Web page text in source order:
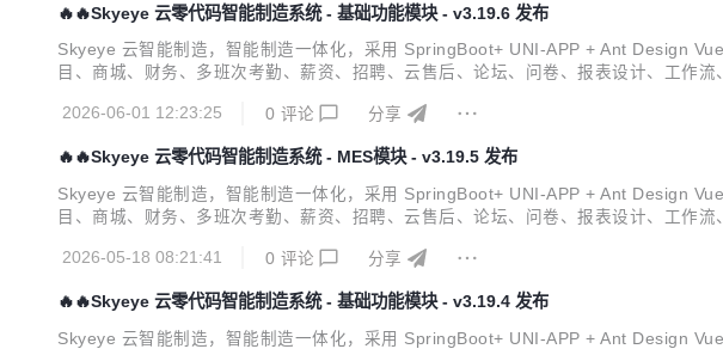
🔥🔥Skyeye 云零代码智能制造系统 - 基础功能模块 - v3.19.6 发布
Skyeye 云智能制造，智能制造一体化，采用 SpringBoot+ UNI-APP + Ant Design
目、商城、财务、多班次考勤、薪资、招聘、云售后、论坛、问卷、报表设计、工作
2026-06-01 12:23:25
0 评论 分享
🔥🔥Skyeye 云零代码智能制造系统 - MES模块 - v3.19.5 发布
Skyeye 云智能制造，智能制造一体化，采用 SpringBoot+ UNI-APP + Ant Design
目、商城、财务、多班次考勤、薪资、招聘、云售后、论坛、问卷、报表设计、工作
2026-05-18 08:21:41
0 评论 分享
🔥🔥Skyeye 云零代码智能制造系统 - 基础功能模块 - v3.19.4 发布
Skyeye 云智能制造，智能制造一体化，采用 SpringBoot+ UNI-APP + Ant Design